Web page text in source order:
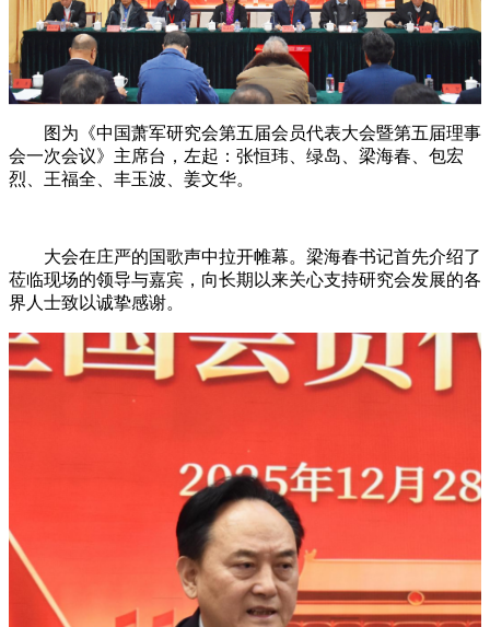
图为《中国萧军研究会第五届会员代表大会暨第五届理事
会一次会议》主席台，左起：张恒玮、绿岛、梁海春、包宏
烈、王福全、丰玉波、姜文华。
大会在庄严的国歌声中拉开帷幕。梁海春书记首先介绍了
莅临现场的领导与嘉宾，向长期以来关心支持研究会发展的各
界人士致以诚挚感谢。